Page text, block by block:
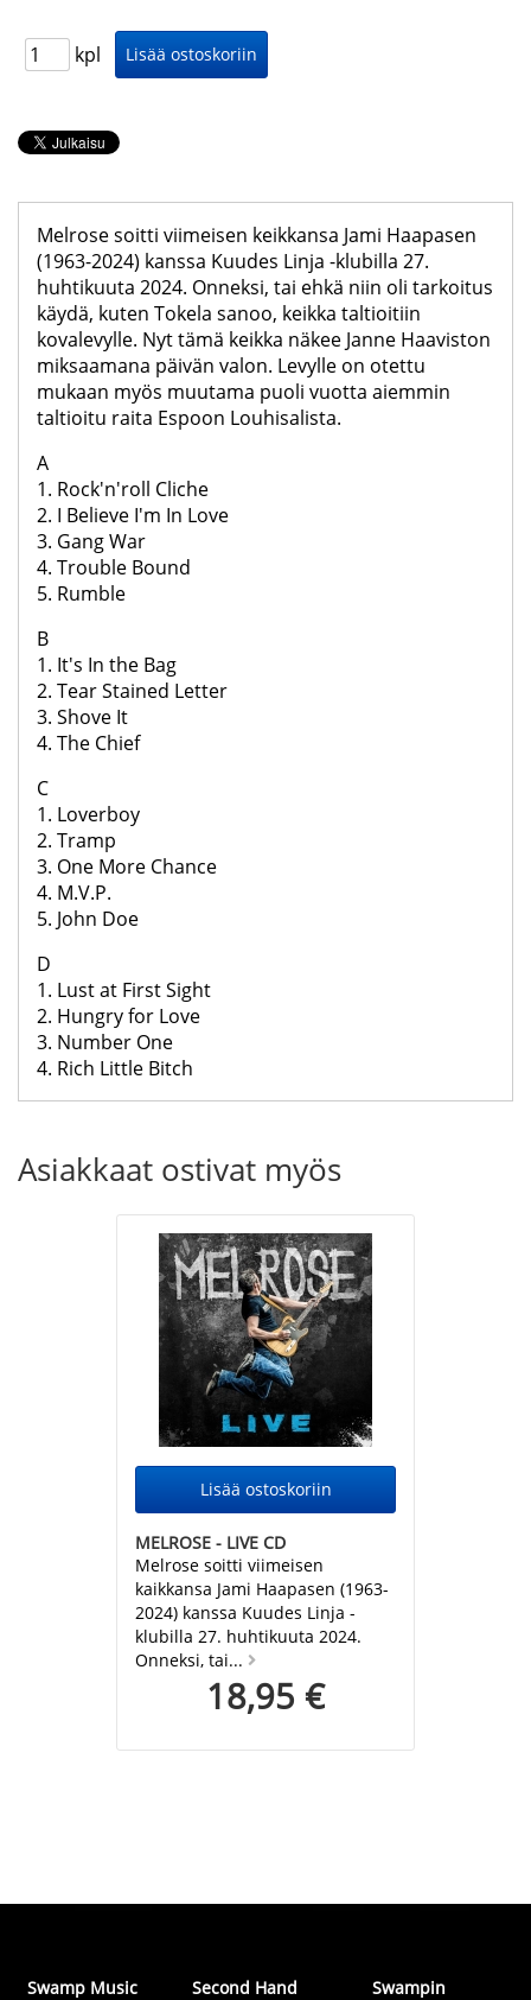
kpl
Melrose soitti viimeisen keikkansa Jami Haapasen
(1963-2024) kanssa Kuudes Linja -klubilla 27.
huhtikuuta 2024. Onneksi, tai ehkä niin oli tarkoitus
käydä, kuten Tokela sanoo, keikka taltioitiin
kovalevylle. Nyt tämä keikka näkee Janne Haaviston
miksaamana päivän valon. Levylle on otettu
mukaan myös muutama puoli vuotta aiemmin
taltioitu raita Espoon Louhisalista.
A
1. Rock'n'roll Cliche
2. I Believe I'm In Love
3. Gang War
4. Trouble Bound
5. Rumble
B
1. It's In the Bag
2. Tear Stained Letter
3. Shove It
4. The Chief
C
1. Loverboy
2. Tramp
3. One More Chance
4. M.V.P.
5. John Doe
D
1. Lust at First Sight
2. Hungry for Love
3. Number One
4. Rich Little Bitch
Asiakkaat ostivat myös
MELROSE - LIVE CD
Melrose soitti viimeisen
kaikkansa Jami Haapasen (1963-
2024) kanssa Kuudes Linja -
klubilla 27. huhtikuuta 2024.
Onneksi, tai...
18,95 €
Swamp Music
Second Hand
Swampin